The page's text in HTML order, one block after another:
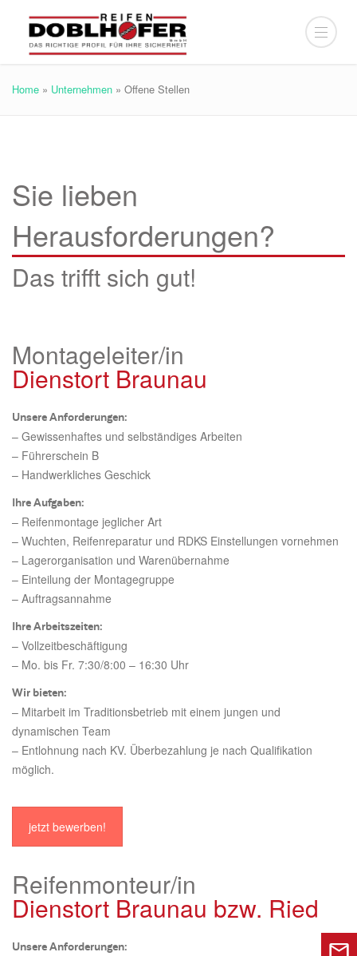
Home » Unternehmen » Offene Stellen
Sie lieben
Herausforderungen?
Das trifft sich gut!
Montageleiter/in
Dienstort Braunau
Unsere Anforderungen:
– Gewissenhaftes und selbständiges Arbeiten
– Führerschein B
– Handwerkliches Geschick
Ihre Aufgaben:
– Reifenmontage jeglicher Art
– Wuchten, Reifenreparatur und RDKS Einstellungen vornehmen
– Lagerorganisation und Warenübernahme
– Einteilung der Montagegruppe
– Auftragsannahme
Ihre Arbeitszeiten:
– Vollzeitbeschäftigung
– Mo. bis Fr. 7:30/8:00 – 16:30 Uhr
Wir bieten:
– Mitarbeit im Traditionsbetrieb mit einem jungen und
dynamischen Team
– Entlohnung nach KV. Überbezahlung je nach Qualifikation
möglich.
jetzt bewerben!
Reifenmonteur/in
Dienstort Braunau bzw. Ried
Unsere Anforderungen: